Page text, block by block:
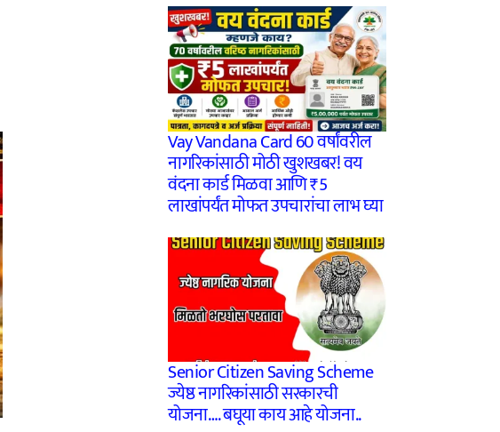
Vay Vandana Card 60 वर्षांवरील
नागरिकांसाठी मोठी खुशखबर! वय
वंदना कार्ड मिळवा आणि ₹5
लाखांपर्यंत मोफत उपचारांचा लाभ घ्या
Senior Citizen Saving Scheme
ज्येष्ठ नागरिकांसाठी सरकारची
योजना…. बघूया काय आहे योजना..